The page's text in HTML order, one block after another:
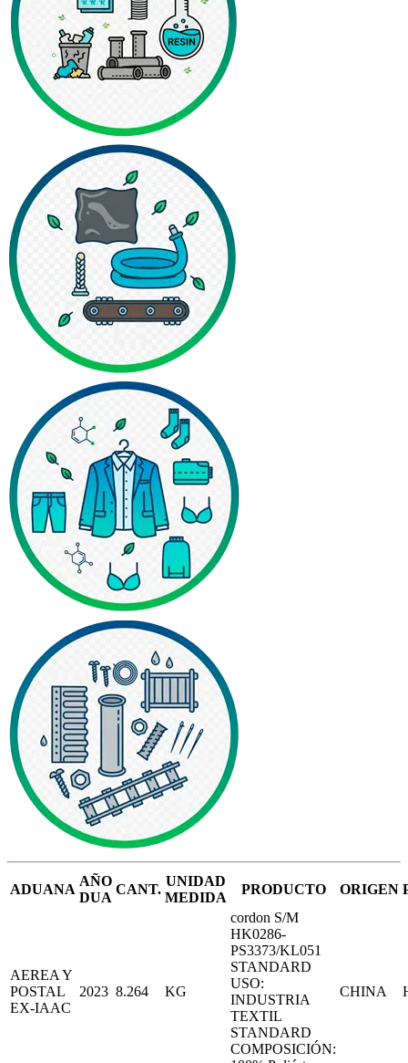
ADUANA
AÑO
DUA
CANT.
UNIDAD
MEDIDA
PRODUCTO ORIGEN
AEREA Y
POSTAL
EX-IAAC
2023 8.264 KG
cordon S/M
HK0286-
PS3373/KL051
STANDARD
USO:
INDUSTRIA
TEXTIL
STANDARD
COMPOSICIÓN:
CHINA